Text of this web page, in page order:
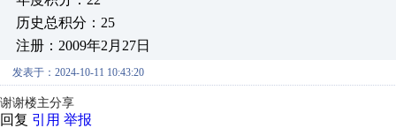
历史总积分：25
注册：2009年2月27日
发表于：2024-10-11 10:43:20
谢谢楼主分享
回复 引用 举报